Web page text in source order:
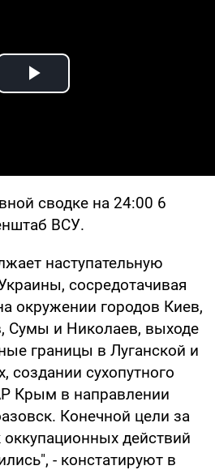
Play Video
сводке на 24:00 6
ВСУ.
наступательную
сосредотачивая
окружении городов Киев,
Сумы и Николаев, выходе
границы в Луганской и
создании сухопутного
Крым в направлении
Конечной цели за
оккупационных действий
- констатируют в